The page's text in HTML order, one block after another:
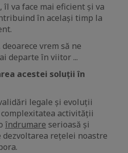
va face mai eficient și va
în același timp la
vrem să ne
departe în viitor ...
acestei soluții în
legale și evoluții
activității
îndrumare serioasă și
dezvoltarea rețelei noastre